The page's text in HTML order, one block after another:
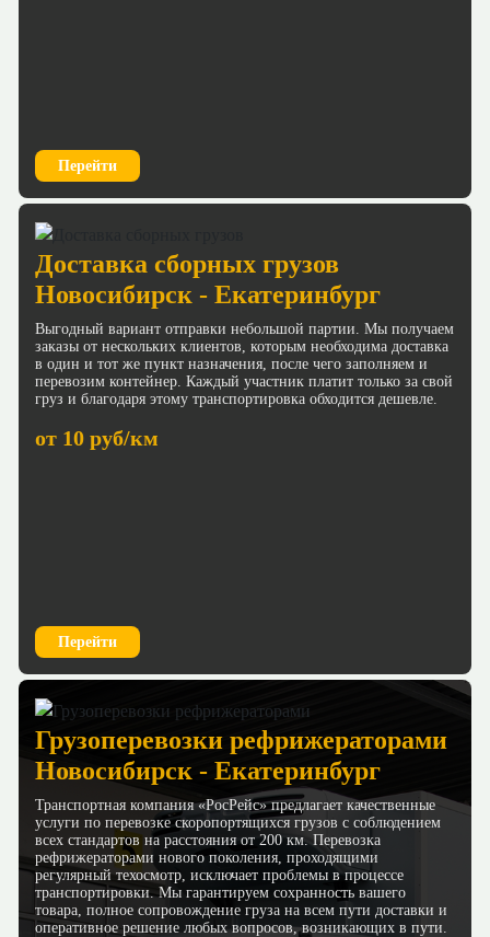
Перейти
Доставка сборных грузов
Новосибирск - Екатеринбург
Выгодный вариант отправки небольшой партии. Мы получаем
заказы от нескольких клиентов, которым необходима доставка
в один и тот же пункт назначения, после чего заполняем и
перевозим контейнер. Каждый участник платит только за свой
груз и благодаря этому транспортировка обходится дешевле.
от 10 руб/км
Перейти
Грузоперевозки рефрижераторами
Новосибирск - Екатеринбург
Транспортная компания «РосРейс» предлагает качественные
услуги по перевозке скоропортящихся грузов с соблюдением
всех стандартов на расстояния от 200 км. Перевозка
рефрижераторами нового поколения, проходящими
регулярный техосмотр, исключает проблемы в процессе
транспортировки. Мы гарантируем сохранность вашего
товара, полное сопровождение груза на всем пути доставки и
оперативное решение любых вопросов, возникающих в пути.